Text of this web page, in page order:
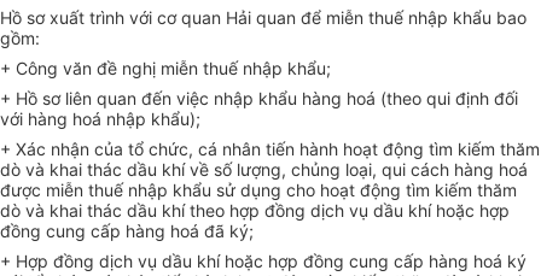
Hồ sơ xuất trình với cơ quan Hải quan để miễn thuế nhập khẩu bao
gồm:
+ Công văn đề nghị miễn thuế nhập khẩu;
+ Hồ sơ liên quan đến việc nhập khẩu hàng hoá (theo qui định đối
với hàng hoá nhập khẩu);
+ Xác nhận của tổ chức, cá nhân tiến hành hoạt động tìm kiếm thăm
dò và khai thác dầu khí về số lượng, chủng loại, qui cách hàng hoá
được miễn thuế nhập khẩu sử dụng cho hoạt động tìm kiếm thăm
dò và khai thác dầu khí theo hợp đồng dịch vụ dầu khí hoặc hợp
đồng cung cấp hàng hoá đã ký;
+ Hợp đồng dịch vụ dầu khí hoặc hợp đồng cung cấp hàng hoá ký